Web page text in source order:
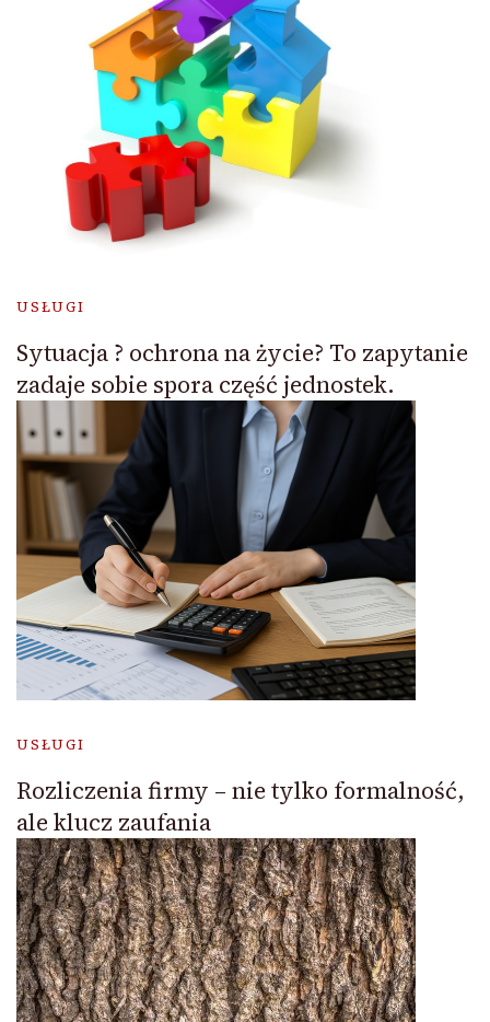
USŁUGI
Sytuacja ? ochrona na życie? To zapytanie
zadaje sobie spora część jednostek.
USŁUGI
Rozliczenia firmy – nie tylko formalność,
ale klucz zaufania